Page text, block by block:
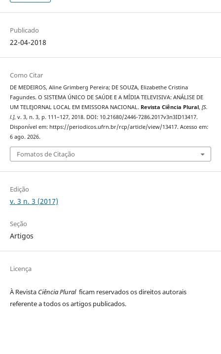
Publicado
22-04-2018
Como Citar
DE MEDEIROS, Aline Grimberg Pereira; DE SOUZA, Elizabethe Cristina
Fagundes. O SISTEMA ÚNICO DE SAÚDE E A MÍDIA TELEVISIVA: ANÁLISE DE
UM TELEJORNAL LOCAL EM EMISSORA NACIONAL. Revista Ciência Plural, [S.
l.], v. 3, n. 3, p. 111–127, 2018. DOI: 10.21680/2446-7286.2017v3n3ID13417.
Disponível em: https://periodicos.ufrn.br/rcp/article/view/13417. Acesso em:
6 ago. 2026.
Fomatos de Citação
Edição
v. 3 n. 3 (2017)
Seção
Artigos
Licença
À Revista Ciência Plural ficam reservados os direitos autorais
referente a todos os artigos publicados.